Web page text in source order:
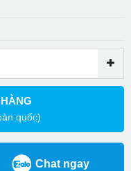
quốc)
Chat ngay